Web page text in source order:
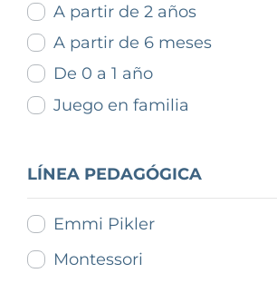
A partir de 2 años
A partir de 6 meses
De 0 a 1 año
Juego en familia
LÍNEA PEDAGÓGICA
Emmi Pikler
Montessori